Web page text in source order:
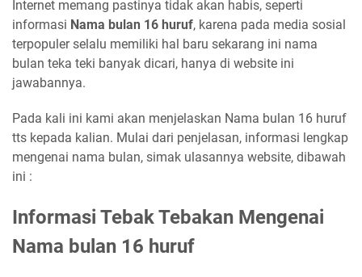
Internet memang pastinya tidak akan habis, seperti
informasi Nama bulan 16 huruf, karena pada media sosial
terpopuler selalu memiliki hal baru sekarang ini nama
bulan teka teki banyak dicari, hanya di website ini
jawabannya.
Pada kali ini kami akan menjelaskan Nama bulan 16 huruf
tts kepada kalian. Mulai dari penjelasan, informasi lengkap
mengenai nama bulan, simak ulasannya website, dibawah
ini :
Informasi Tebak Tebakan Mengenai
Nama bulan 16 huruf